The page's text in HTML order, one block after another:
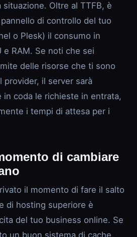
situazione. Oltre al TTFB, è
di controllo del tuo
o Plesk) il consumo in
e RAM. Se noti che sei
delle risorse che ti sono
provider, il server sarà
coda le richieste in entrata,
i tempi di attesa per i
di cambiare
il momento di fare il salto
di hosting superiore è
del tuo business online. Se
un buon sistema di cache,